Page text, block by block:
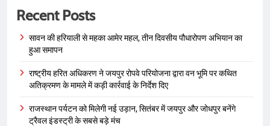
Recent Posts
सावन की हरियाली से महका आमेर महल, तीन दिवसीय पौधारोपण अभियान का
हुआ समापन
राष्ट्रीय हरित अधिकरण ने जयपुर रोपवे परियोजना द्वारा वन भूमि पर कथित
अतिक्रमण के मामले में कड़ी कार्रवाई के निर्देश दिए
राजस्थान पर्यटन को मिलेगी नई उड़ान, सितंबर में जयपुर और जोधपुर बनेंगे
ट्रैवल इंडस्ट्री के सबसे बड़े मंच